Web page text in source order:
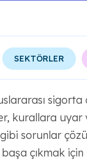
SEKTÖRLER
kurallara uyar
sorunlar
çıkmak için